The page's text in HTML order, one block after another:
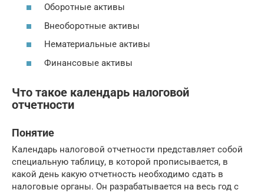
Оборотные активы
Внеоборотные активы
Нематериальные активы
Финансовые активы
Что такое календарь налоговой
отчетности
Понятие
Календарь налоговой отчетности представляет собой
специальную таблицу, в которой прописывается, в
какой день какую отчетность необходимо сдать в
налоговые органы. Он разрабатывается на весь год с